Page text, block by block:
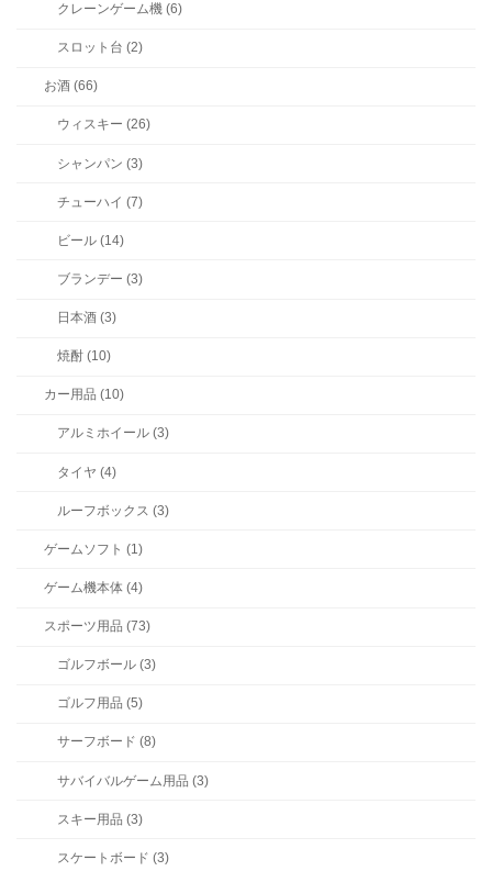
クレーンゲーム機 (6)
スロット台 (2)
お酒 (66)
ウィスキー (26)
シャンパン (3)
チューハイ (7)
ビール (14)
ブランデー (3)
日本酒 (3)
焼酎 (10)
カー用品 (10)
アルミホイール (3)
タイヤ (4)
ルーフボックス (3)
ゲームソフト (1)
ゲーム機本体 (4)
スポーツ用品 (73)
ゴルフボール (3)
ゴルフ用品 (5)
サーフボード (8)
サバイバルゲーム用品 (3)
スキー用品 (3)
スケートボード (3)